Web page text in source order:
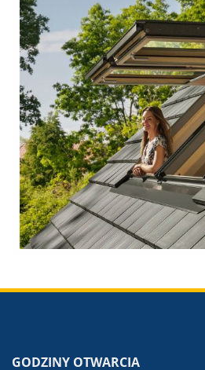
GODZINY OTWARCIA